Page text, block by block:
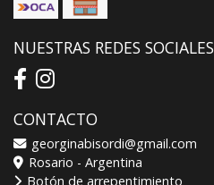
NUESTRAS REDES SOCIALES
CONTACTO
georginabisordi@gmail.com
Rosario - Argentina
Botón de arrepentimiento